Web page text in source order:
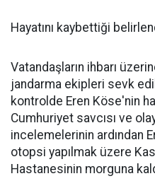
Hayatını kaybettiği
Vatandaşların ihbarı
jandarma ekipleri sevk
kontrolde Eren Köse'nin
Cumhuriyet savcısı ve
incelemelerinin ardından
otopsi yapılmak üzere
Hastanesinin morguna